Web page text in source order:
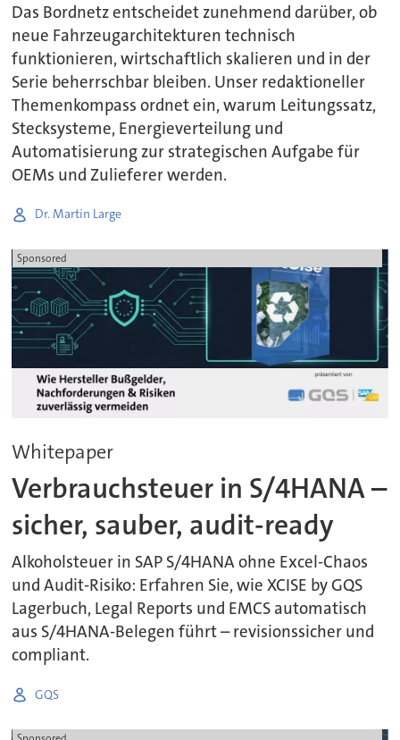
Das Bordnetz entscheidet zunehmend darüber, ob
neue Fahrzeugarchitekturen technisch
funktionieren, wirtschaftlich skalieren und in der
Serie beherrschbar bleiben. Unser redaktioneller
Themenkompass ordnet ein, warum Leitungssatz,
Stecksysteme, Energieverteilung und
Automatisierung zur strategischen Aufgabe für
OEMs und Zulieferer werden.
Dr. Martin Large
Sponsored
Whitepaper
Verbrauchsteuer in S/4HANA –
sicher, sauber, audit-ready
Alkoholsteuer in SAP S/4HANA ohne Excel-Chaos
und Audit-Risiko: Erfahren Sie, wie XCISE by GQS
Lagerbuch, Legal Reports und EMCS automatisch
aus S/4HANA-Belegen führt – revisionssicher und
compliant.
GQS